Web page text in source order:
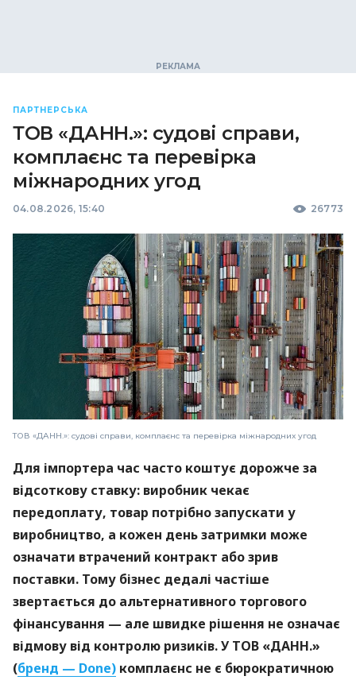
ПАРТНЕРСЬКА
ТОВ «ДАНН.»: судові справи,
комплаєнс та перевірка
міжнародних угод
04.08.2026, 15:40 26773
ТОВ «ДАНН.»: судові справи, комплаєнс та перевірка міжнародних угод
Для імпортера час часто коштує дорожче за
відсоткову ставку: виробник чекає
передоплату, товар потрібно запускати у
виробництво, а кожен день затримки може
означати втрачений контракт або зрив
поставки. Тому бізнес дедалі частіше
звертається до альтернативного торгового
фінансування — але швидке рішення не означає
відмову від контролю ризиків. У ТОВ «ДАНН.»
(бренд — Done) комплаєнс не є бюрократичною